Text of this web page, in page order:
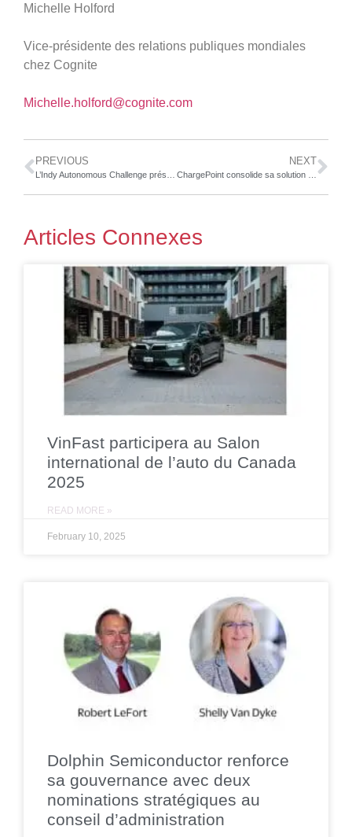
Michelle Holford
Vice-présidente des relations publiques mondiales
chez Cognite
Michelle.holford@cognite.com
PREVIOUS NEXT
Articles Connexes
VinFast participera au Salon
international de l’auto du Canada
2025
READ MORE »
February 10, 2025
Dolphin Semiconductor renforce
sa gouvernance avec deux
nominations stratégiques au
conseil d’administration